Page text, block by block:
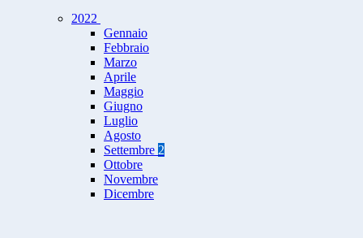
2022
Gennaio
Febbraio
Marzo
Aprile
Maggio
Giugno
Luglio
Agosto
Settembre 2
Ottobre
Novembre
Dicembre